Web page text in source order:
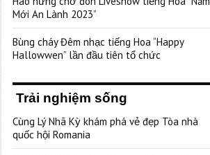
Mới An Lành 2023”
Bùng cháy Đêm nhạc tiếng Hoa “Happy
Hallowwen” lần đầu tiên tổ chức
Trải nghiệm sống
Cùng Lý Nhã Kỳ khám phá vẻ đẹp Tòa nhà
quốc hội Romania